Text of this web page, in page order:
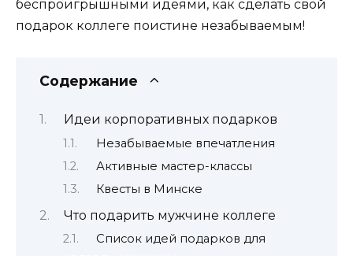
беспроигрышными идеями, как сделать свой
подарок коллеге поистине незабываемым!
Содержание
Идеи корпоративных подарков
Незабываемые впечатления
Активные мастер-классы
Квесты в Минске
Что подарить мужчине коллеге
Список идей подарков для